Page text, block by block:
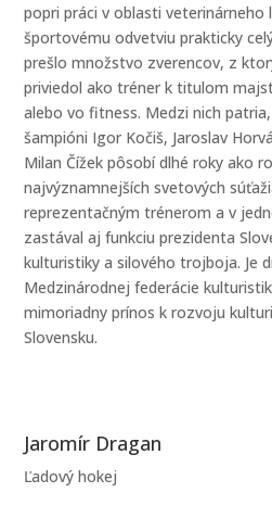
popri práci v oblasti
športovému odvetviu prakticky
prešlo množstvo zverencov, z
priviedol ako tréner k titulom
alebo vo fitness. Medzi nich
šampióni Igor Kočiš, Jaroslav
Milan Čížek pôsobí dlhé roky ako
najvýznamnejších svetových
reprezentačným trénerom a v
zastával aj funkciu prezidenta
kulturistiky a silového trojboja. Je
Medzinárodnej federácie
mimoriadny prínos k rozvoju
Slovensku.
Jaromír Dragan
Ľadový hokej